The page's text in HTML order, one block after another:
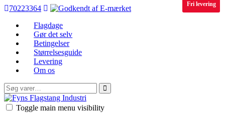
70223364
Flagdage
Gør det selv
Betingelser
Størrelsesguide
Levering
Om os
Søg
efter:
FFI
Toggle main menu visibility
Fri levering